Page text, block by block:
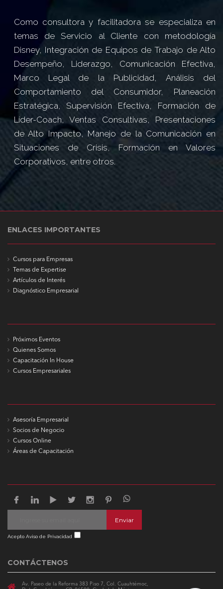
Como consultora y facilitadora se especializa en
temas de Servicio al Cliente con metodología
Disney, Integración de Equipos de Trabajo de Alto
Desempeño, Liderazgo, Comunicación Efectiva,
Marco Legal de la Publicidad, Análisis del
Comportamiento del Consumidor, Planeación
Estratégica, Supervisión Efectiva, Formación de
Líder-Coach, Ventas Consultivas, Presentaciones
de Alto Impacto, Manejo de la Comunicación en
Situaciones de Crisis, Formación en Valores
Corporativos, entre otros.
ENLACES IMPORTANTES
Cursos para Empresas
Temas de Expertise
Artículos de Interés
Diagnóstico Empresarial
Próximos Eventos
Quienes Somos
Capacitación In House
Cursos Empresariales
Asesoría Empresarial
Socios de Negocio
Cursos Online
Áreas de Capacitación
Enviar
Acepto Aviso de Privacidad
CONTÁCTENOS
Av. Paseo de la Reforma 383 Piso 7, Col. Cuauhtémoc,